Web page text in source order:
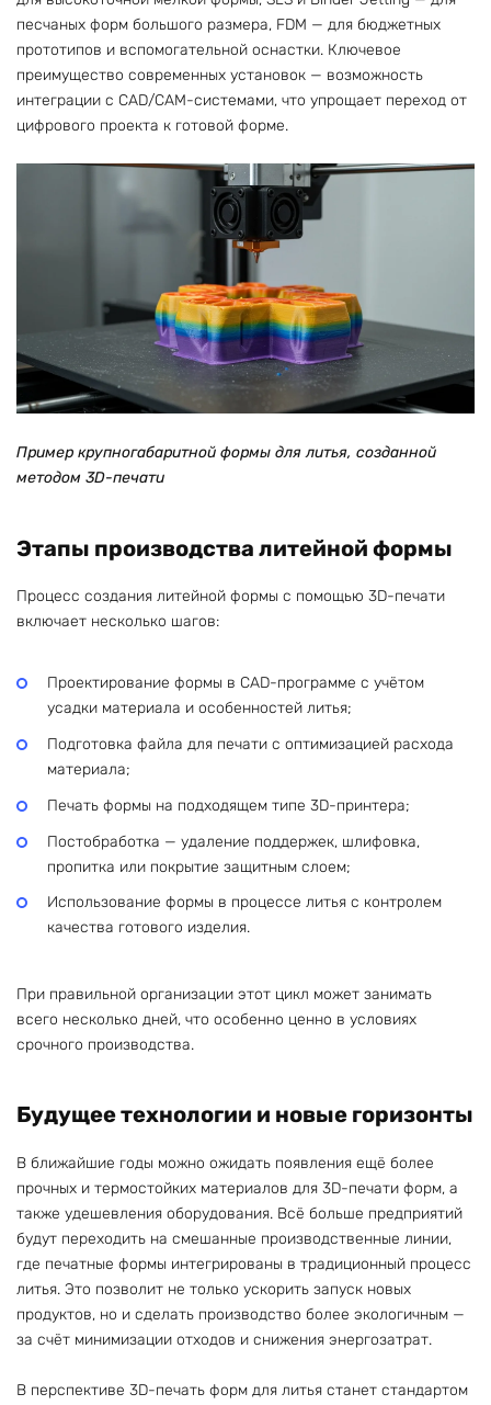
песчаных форм большого размера, FDM — для бюджетных
прототипов и вспомогательной оснастки. Ключевое
преимущество современных установок — возможность
интеграции с CAD/CAM-системами, что упрощает переход от
цифрового проекта к готовой форме.
Пример крупногабаритной формы для литья, созданной
методом 3D-печати
Этапы производства литейной формы
Процесс создания литейной формы с помощью 3D-печати
включает несколько шагов:
Проектирование формы в CAD-программе с учётом
усадки материала и особенностей литья;
Подготовка файла для печати с оптимизацией расхода
материала;
Печать формы на подходящем типе 3D-принтера;
Постобработка — удаление поддержек, шлифовка,
пропитка или покрытие защитным слоем;
Использование формы в процессе литья с контролем
качества готового изделия.
При правильной организации этот цикл может занимать
всего несколько дней, что особенно ценно в условиях
срочного производства.
Будущее технологии и новые горизонты
В ближайшие годы можно ожидать появления ещё более
прочных и термостойких материалов для 3D-печати форм, а
также удешевления оборудования. Всё больше предприятий
будут переходить на смешанные производственные линии,
где печатные формы интегрированы в традиционный процесс
литья. Это позволит не только ускорить запуск новых
продуктов, но и сделать производство более экологичным —
за счёт минимизации отходов и снижения энергозатрат.
В перспективе 3D-печать форм для литья станет стандартом